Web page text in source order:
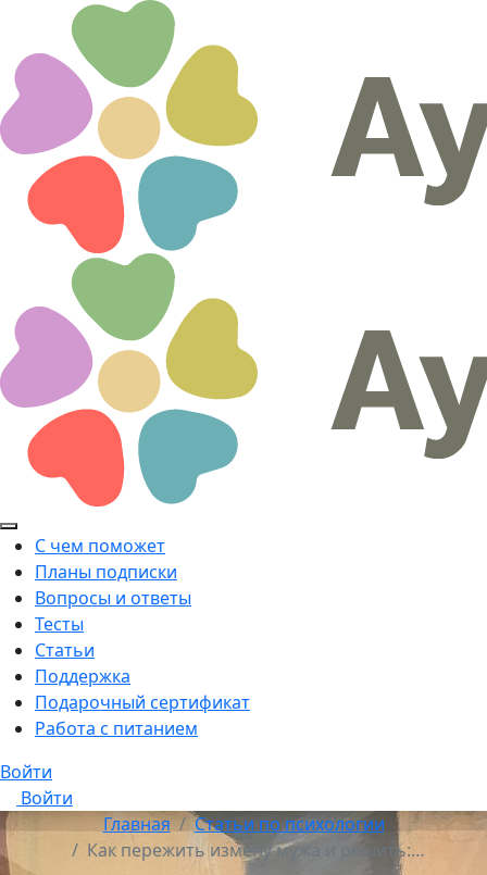
С чем поможет
Планы подписки
Вопросы и ответы
Тесты
Статьи
Поддержка
Подарочный сертификат
Работа с питанием
Войти
Войти
Главная
Статьи по психологии
Как пережить измену мужа и решить:…